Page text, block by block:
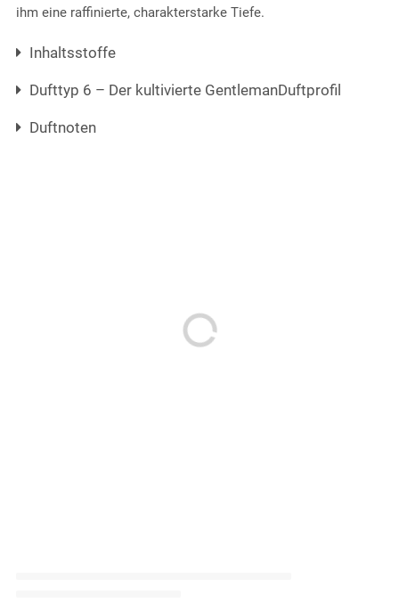
ihm eine raffinierte, charakterstarke Tiefe.
Inhaltsstoffe
Dufttyp 6 – Der kultivierte GentlemanDuftprofil
Duftnoten